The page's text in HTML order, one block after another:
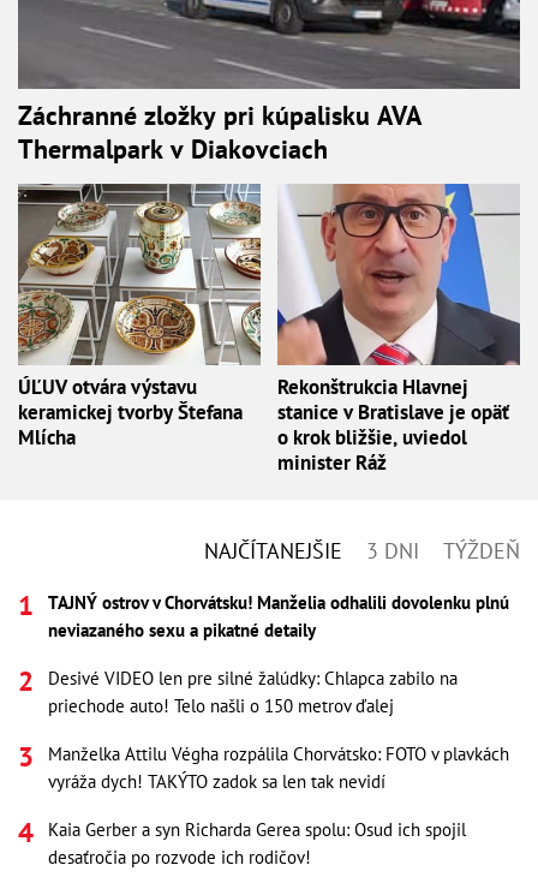
Záchranné zložky pri kúpalisku AVA
Thermalpark v Diakovciach
ÚĽUV otvára výstavu
keramickej tvorby Štefana
Mlícha
Rekonštrukcia Hlavnej
stanice v Bratislave je opäť
o krok bližšie, uviedol
minister Ráž
NAJČÍTANEJŠIE 3 DNI TÝŽDEŇ
TAJNÝ ostrov v Chorvátsku! Manželia odhalili dovolenku plnú
neviazaného sexu a pikatné detaily
Desivé VIDEO len pre silné žalúdky: Chlapca zabilo na
priechode auto! Telo našli o 150 metrov ďalej
Manželka Attilu Végha rozpálila Chorvátsko: FOTO v plavkách
vyráža dych! TAKÝTO zadok sa len tak nevidí
Kaia Gerber a syn Richarda Gerea spolu: Osud ich spojil
desaťročia po rozvode ich rodičov!